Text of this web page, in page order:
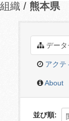
組織 熊本県
データ
アクテ
About
並び順